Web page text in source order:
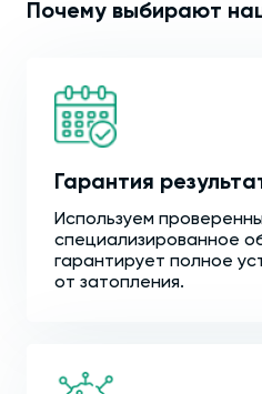
Почему выбирают
Гарантия
Используем
специализированное
гарантирует полное
от затопления.